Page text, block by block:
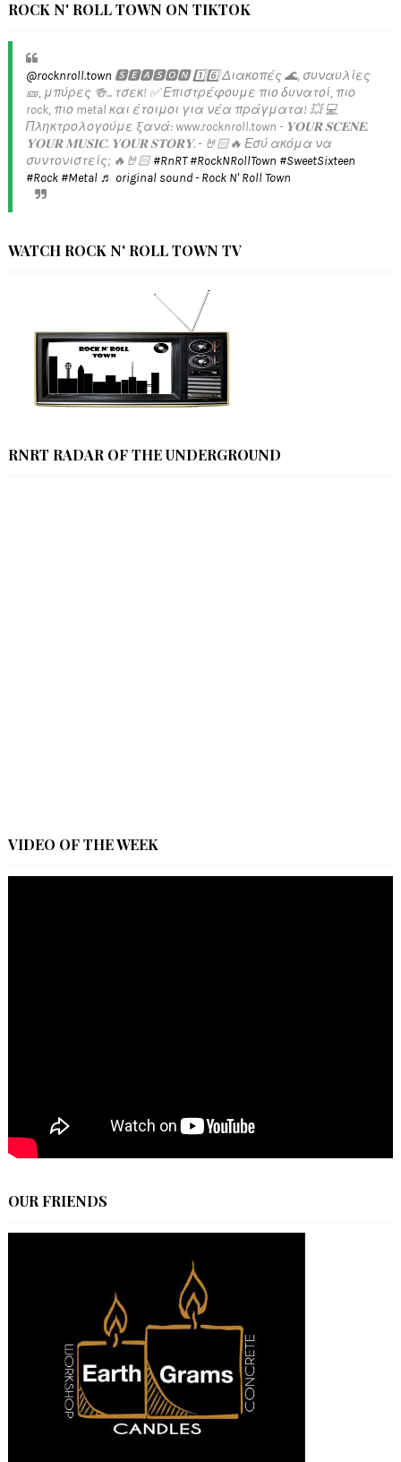
ROCK N' ROLL TOWN ON TIKTOK
@rocknroll.town 🆂🅴🅰🆂🅾🅽 1️⃣6️⃣ Διακοπές 🌊, συναυλίες
🎫, μπύρες 🍻... τσεκ! ✅️ Επιστρέφουμε πιο δυνατοί, πιο
rock, πιο metal και έτοιμοι για νέα πράγματα! 💥 💻
Πληκτρολογούμε ξανά: www.rocknroll.town - 𝐘𝐎𝐔𝐑 𝐒𝐂𝐄𝐍𝐄.
𝐘𝐎𝐔𝐑 𝐌𝐔𝐒𝐈𝐂. 𝐘𝐎𝐔𝐑 𝐒𝐓𝐎𝐑𝐘. - 🤘🏻🔥 Εσύ ακόμα να
συντονιστείς; 🔥🤘🏻#RnRT #RockNRollTown #SweetSixteen
#Rock #Metal ♬ original sound - Rock N' Roll Town
WATCH ROCK N' ROLL TOWN TV
RNRT RADAR OF THE UNDERGROUND
VIDEO OF THE WEEK
OUR FRIENDS